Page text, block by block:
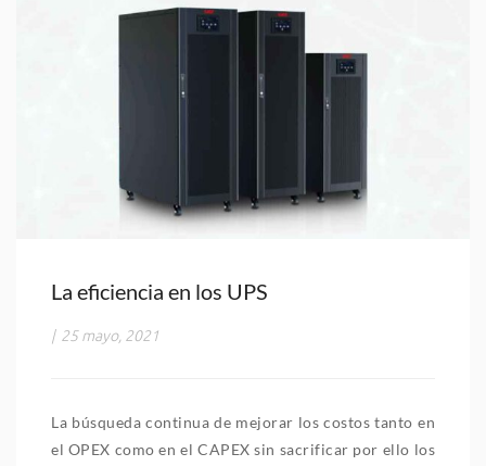
La eficiencia en los UPS
| 25 mayo, 2021
La búsqueda continua de mejorar los costos tanto en
el OPEX como en el CAPEX sin sacrificar por ello los